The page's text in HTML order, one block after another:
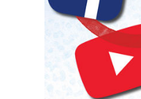
-12436초 전 >[속보]與 당대
낮 최고 35도
-5480초 전 >[속보]이강인 "
레티코 이적" 수도권 40도
-4231초 전 >
온열질환 사